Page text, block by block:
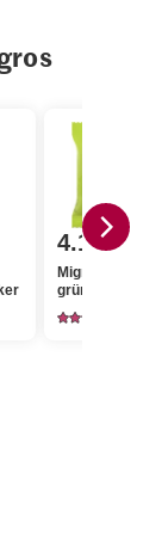
4.10
Migros
grün